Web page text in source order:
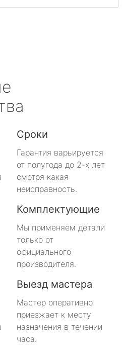
Сроки
Гарантия варьируется
от полугода до 2-х лет
смотря какая
неисправность.
Комплектующие
Мы применяем детали
только от
официального
производителя.
Выезд мастера
Мастер оперативно
приезжает к месту
назначения в течении
часа.